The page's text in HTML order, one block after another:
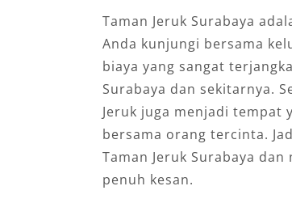
Taman Jeruk Surabaya
Anda kunjungi bersama
biaya yang sangat
Surabaya dan sekitarnya.
Jeruk juga menjadi tempat
bersama orang tercinta.
Taman Jeruk Surabaya
penuh kesan.